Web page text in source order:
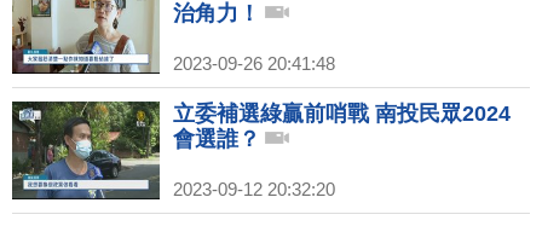
治角力！
2023-09-26 20:41:48
立委補選綠贏前哨戰 南投民眾2024
會選誰？
2023-09-12 20:32:20